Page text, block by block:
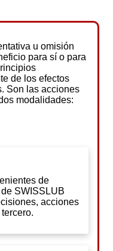
u omisión
para sí o para
de los efectos
Son las acciones
modalidades:
de
SWISSLUB
acciones